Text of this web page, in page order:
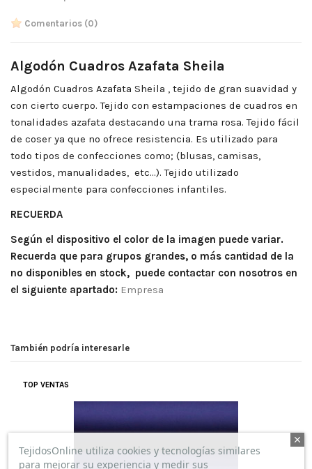
Comentarios (0)
Algodón Cuadros Azafata Sheila
Algodón Cuadros Azafata Sheila , tejido de gran suavidad y
con cierto cuerpo. Tejido con estampaciones de cuadros en
tonalidades azafata destacando una trama rosa. Tejido fácil
de coser ya que no ofrece resistencia. Es utilizado para
todo tipos de confecciones como; (blusas, camisas,
vestidos, manualidades, etc…). Tejido utilizado
especialmente para confecciones infantiles.
RECUERDA
Según el dispositivo el color de la imagen puede variar.
Recuerda que para grupos grandes, o más cantidad de la
no disponibles en stock, puede contactar con nosotros en
el siguiente apartado: Empresa
También podría interesarle
TOP VENTAS
TejidosOnline utiliza cookies y tecnologías similares
para mejorar su experiencia y medir sus